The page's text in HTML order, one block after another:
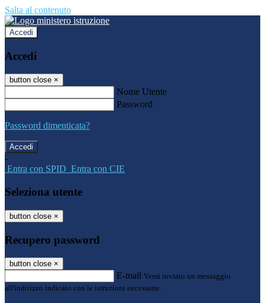
Salta al contenuto
Accedi
Accedi
button close ×
Nome Utente
Password
Password dimenticata?
-
Entra con SPID Entra con CIE
Seleziona utente
button close ×
Recupero password
button close ×
E-mail Verrà inviato un messaggio
all'indirizzo indicato con le istruzioni necessarie.